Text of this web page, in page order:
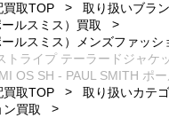
買取TOP
取り扱いブラ
ルスミス）買取
ルスミス）メンズファッシ
トライプ テーラードジャケ
OS SH - PAUL SMITH ポー
買取TOP
取り扱いカテ
ン買取